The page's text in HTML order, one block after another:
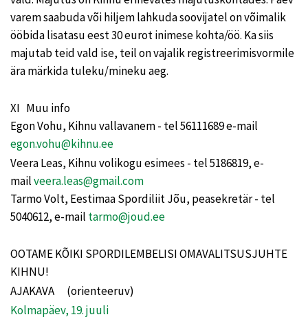
varem saabuda või hiljem lahkuda soovijatel on võimalik
ööbida lisatasu eest 30 eurot inimese kohta/öö. Ka siis
majutab teid vald ise, teil on vajalik registreerimisvormile
ära märkida tuleku/mineku aeg.
XI Muu info
Egon Vohu, Kihnu vallavanem - tel 56111689 e-mail
egon.vohu@kihnu.ee
Veera Leas, Kihnu volikogu esimees - tel 5186819, e-
mailveera.leas@gmail.com
Tarmo Volt, Eestimaa Spordiliit Jõu, peasekretär - tel
5040612, e-mail tarmo@joud.ee
OOTAME KÕIKI SPORDILEMBELISI OMAVALITSUSJUHTE
KIHNU!
AJAKAVA (orienteeruv)
Kolmapäev, 19. juuli